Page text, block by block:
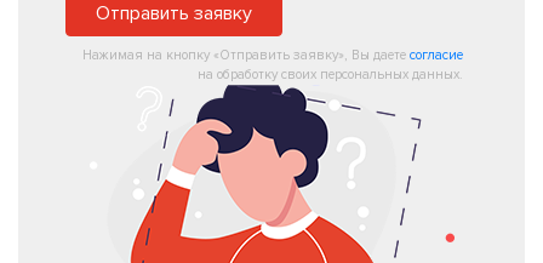
Отправить заявку
Нажимая на кнопку «Отправить заявку», Вы даете согласие
на обработку своих персональных данных.